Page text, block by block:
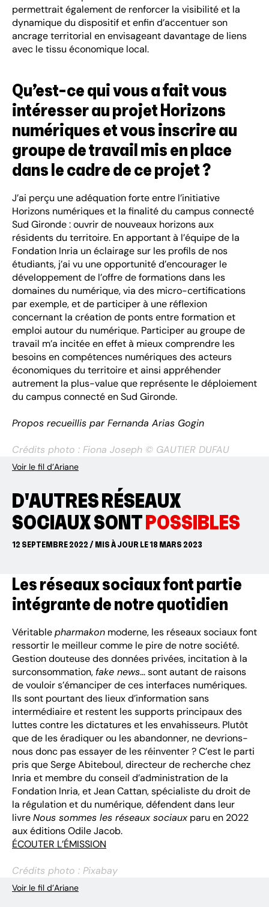
permettrait également de renforcer la visibilité et la
dynamique du dispositif et enfin d’accentuer son
ancrage territorial en envisageant davantage de liens
avec le tissu économique local.
Qu’est-ce qui vous a fait vous
intéresser au projet Horizons
numériques et vous inscrire au
groupe de travail mis en place
dans le cadre de ce projet ?
J’ai perçu une adéquation forte entre l’initiative
Horizons numériques et la finalité du campus connecté
Sud Gironde : ouvrir de nouveaux horizons aux
résidents du territoire. En apportant à l’équipe de la
Fondation Inria un éclairage sur les profils de nos
étudiants, j’ai vu une opportunité d’encourager le
développement de l’offre de formations dans les
domaines du numérique, via des micro-certifications
par exemple, et de participer à une réflexion
concernant la création de ponts entre formation et
emploi autour du numérique. Participer au groupe de
travail m’a incitée en effet à mieux comprendre les
besoins en compétences numériques des acteurs
économiques du territoire et ainsi appréhender
autrement la plus-value que représente le déploiement
du campus connecté en Sud Gironde.
Propos recueillis par Fernanda Arias Gogin
Crédits photo : Fiona Joseph © GAUTIER DUFAU
Voir le fil d’Ariane
D'AUTRES RÉSEAUX
SOCIAUX SONTPOSSIBLES
12 SEPTEMBRE 2022 / MIS À JOUR LE 18 MARS 2023
Les réseaux sociaux font partie
intégrante de notre quotidien
Véritablepharmakon moderne, les réseaux sociaux font
ressortir le meilleur comme le pire de notre société.
Gestion douteuse des données privées, incitation à la
surconsommation, fake news… sont autant de raisons
de vouloir s’émanciper de ces interfaces numériques.
Ils sont pourtant des lieux d’information sans
intermédiaire et restent les supports principaux des
luttes contre les dictatures et les envahisseurs. Plutôt
que de les éradiquer ou les abandonner, ne devrions-
nous donc pas essayer de les réinventer ? C’est le parti
pris que Serge Abiteboul, directeur de recherche chez
Inria et membre du conseil d’administration de la
Fondation Inria, et Jean Cattan, spécialiste du droit de
la régulation et du numérique, défendent dans leur
livreNous sommes les réseaux sociaux paru en 2022
aux éditions Odile Jacob.
ÉCOUTER L’ÉMISSION
Crédits photo : Pixabay
Voir le fil d’Ariane